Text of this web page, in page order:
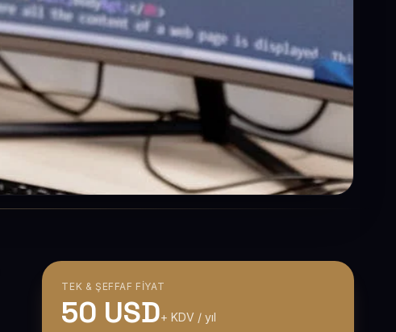
TEK & ŞEFFAF FIYAT
50 USD+ KDV / yıl